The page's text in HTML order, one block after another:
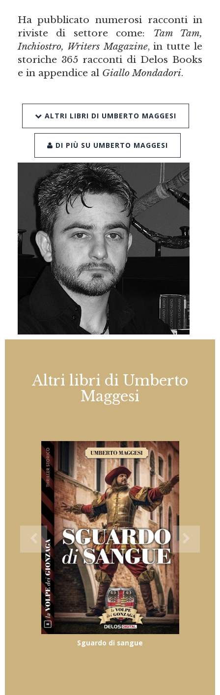
Ha pubblicato numerosi racconti in
riviste di settore come: Tam Tam,
Inchiostro, Writers Magazine, in tutte le
storiche 365 racconti di Delos Books
e in appendice al Giallo Mondadori.
ALTRI LIBRI DI UMBERTO MAGGESI
DI PIÙ SU UMBERTO MAGGESI
Altri libri di Umberto
Maggesi
Sguardo di sangue